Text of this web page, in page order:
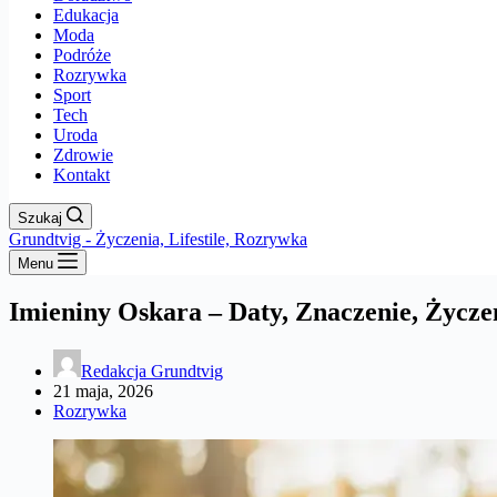
Edukacja
Moda
Podróże
Rozrywka
Sport
Tech
Uroda
Zdrowie
Kontakt
Szukaj
Grundtvig - Życzenia, Lifestile, Rozrywka
Menu
Imieniny Oskara – Daty, Znaczenie,
Redakcja Grundtvig
21 maja, 2026
Rozrywka